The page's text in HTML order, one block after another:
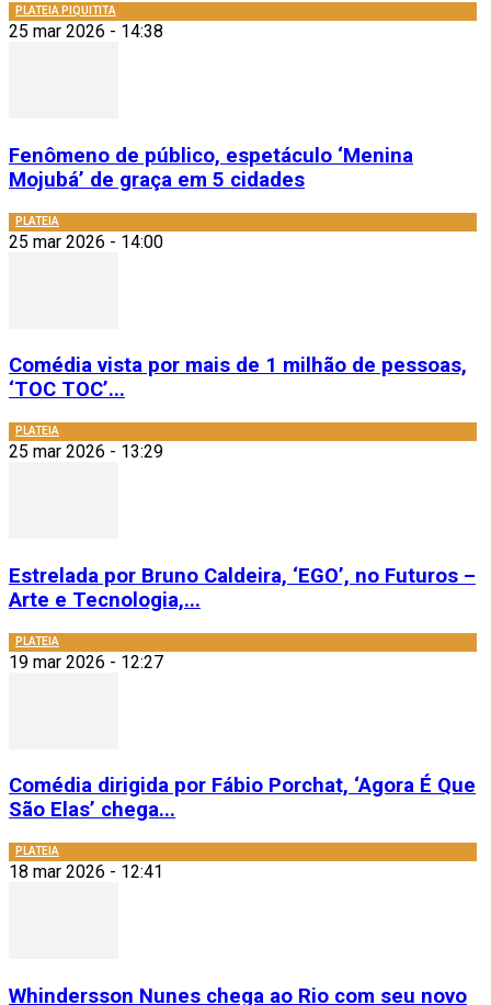
PLATEIA PIQUITITA
25 mar 2026 - 14:38
Fenômeno de público, espetáculo ‘Menina
Mojubá’ de graça em 5 cidades
PLATEIA
25 mar 2026 - 14:00
Comédia vista por mais de 1 milhão de pessoas,
‘TOC TOC’...
PLATEIA
25 mar 2026 - 13:29
Estrelada por Bruno Caldeira, ‘EGO’, no Futuros –
Arte e Tecnologia,...
PLATEIA
19 mar 2026 - 12:27
Comédia dirigida por Fábio Porchat, ‘Agora É Que
São Elas’ chega...
PLATEIA
18 mar 2026 - 12:41
Whindersson Nunes chega ao Rio com seu novo